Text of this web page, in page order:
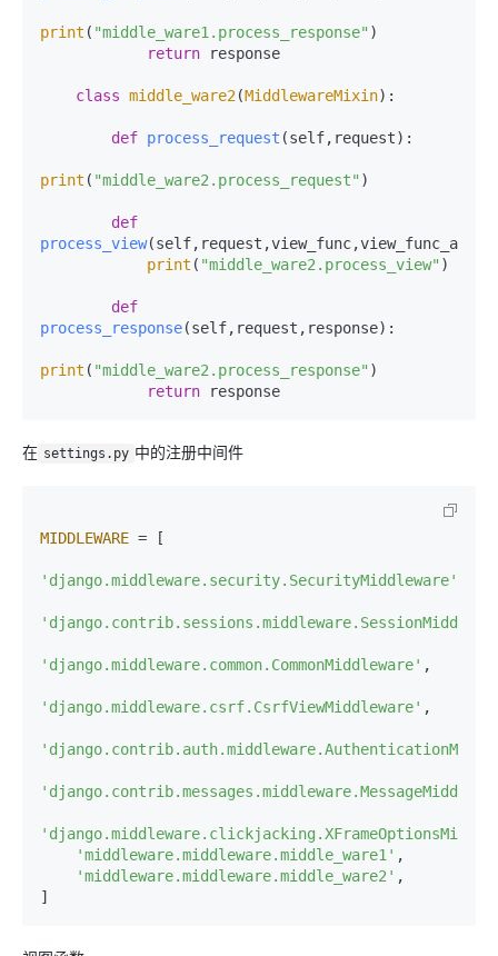
print ( "middle_ware1.process_response" )
return response
class middle_ware2(MiddlewareMixin):
def process_request (self,request):
print ( "middle_ware2.process_request" )
def
process_view(
print ( "middle_ware2.process_view" )
def
process_response(self,request,response):
print ( "middle_ware2.process_response" )
return response
在 settings.py 中的注册中间件
MIDDLEWARE = [
'django.middleware.security.SecurityMiddleware'
'django.middleware.common.CommonMiddleware' ,
'django.middleware.csrf.CsrfViewMiddleware' ,
'middleware.middleware.middle_ware1' ,
'middleware.middleware.middle_ware2' ,
]